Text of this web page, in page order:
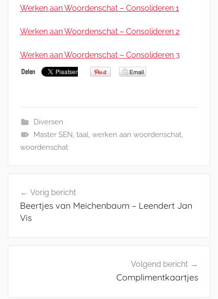
Werken aan Woordenschat – Consolideren 1
Werken aan Woordenschat – Consolideren 2
Werken aan Woordenschat – Consolideren 3
Diversen
Master SEN, taal, werken aan woordenschat,
woordenschat
navigatie
Vorig bericht
Beertjes van Meichenbaum – Leendert Jan
Vis
Volgend bericht
Complimentkaartjes